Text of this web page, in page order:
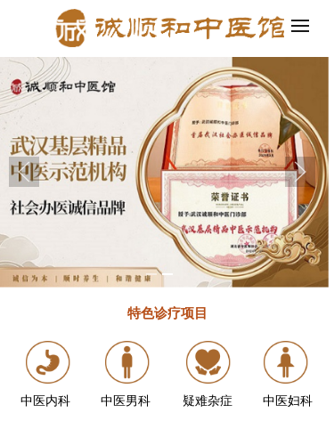
特色诊疗项目
中医内科 中医男科 疑难杂症 中医妇科
信小程序四合一，轻松创建企业官网和小程序！ 2.百度智